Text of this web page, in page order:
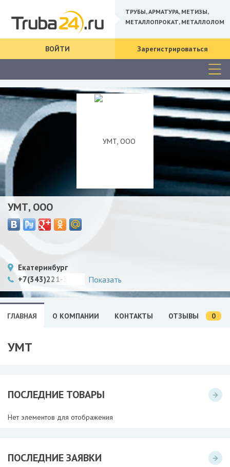
ТРУБЫ, АРМАТУРА, МЕТИЗЫ,
МЕТАЛЛОПРОКАТ, МЕТАЛЛОЛОМ
ВОЙТИ Зарегистрироваться
УМТ, ООО
Екатеринбург
+7(343)221-36-57
Показать
ГЛАВНАЯ О КОМПАНИИ КОНТАКТЫ ОТЗЫВЫ 0
УМТ
ПОСЛЕДНИЕ ТОВАРЫ
Нет элементов для отображения
ПОСЛЕДНИЕ ЗАЯВКИ